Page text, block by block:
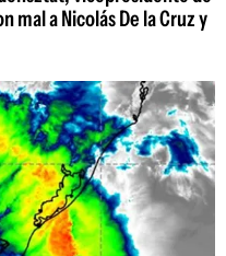
mal a Nicolás De la Cruz y